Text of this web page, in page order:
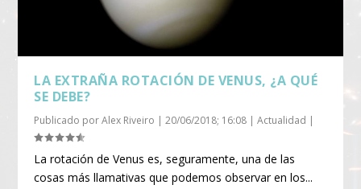
LA EXTRAÑA ROTACIÓN DE VENUS, ¿A QUÉ
SE DEBE?
Publicado porAlex Riveiro |20/06/2018; 16:08 |Actualidad |
La rotación de Venus es, seguramente, una de las
cosas más llamativas que podemos observar en los...